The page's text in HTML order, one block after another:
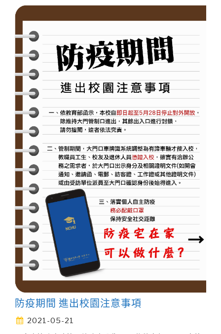
防疫期間 進出校園注意事項
2021-05-21